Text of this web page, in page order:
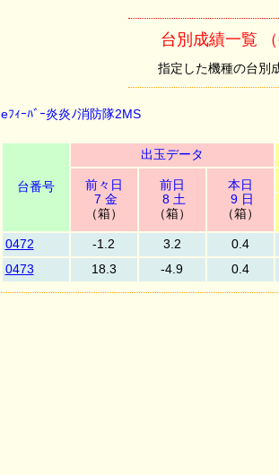
台別成績一覧
指定した機種の台別
eﾌｨｰﾊﾞｰ炎炎ﾉ消防隊2MS
台番号
出玉データ
前々日
7 金
（箱）
前日
8 土
（箱）
本日
9 日
（箱）
0472 -1.2 3.2
0.4
0473
18.3 -4.9 0.4